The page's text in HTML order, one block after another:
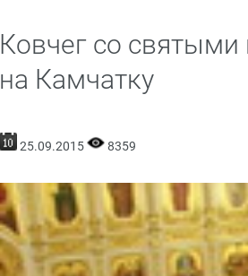
Ковчег со
на Камчатку
25.09.2015 8359